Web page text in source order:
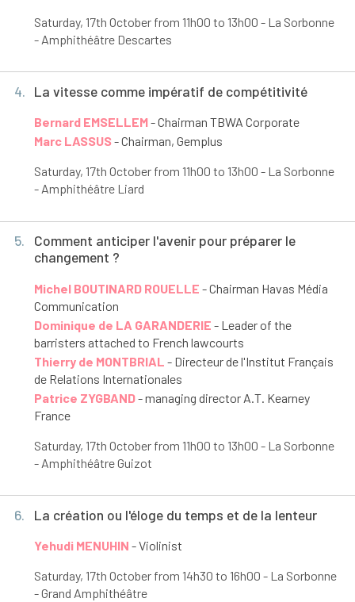
Saturday, 17th October from 11h00 to 13h00 - La Sorbonne
- Amphithéâtre Descartes
4. La vitesse comme impératif de compétitivité
Bernard EMSELLEM- Chairman TBWA Corporate
Marc LASSUS- Chairman, Gemplus
Saturday, 17th October from 11h00 to 13h00 - La Sorbonne
- Amphithéâtre Liard
5.
Comment anticiper l'avenir pour préparer le
changement ?
Michel BOUTINARD ROUELLE - Chairman Havas Média
Communication
Dominique de LA GARANDERIE - Leader of the
barristers attached to French lawcourts
Thierry de MONTBRIAL - Directeur de l'Institut Français
de Relations Internationales
Patrice ZYGBAND- managing director A.T. Kearney
France
Saturday, 17th October from 11h00 to 13h00 - La Sorbonne
- Amphithéâtre Guizot
6. La création ou l'éloge du temps et de la lenteur
Yehudi MENUHIN - Violinist
Saturday, 17th October from 14h30 to 16h00 - La Sorbonne
- Grand Amphithéâtre